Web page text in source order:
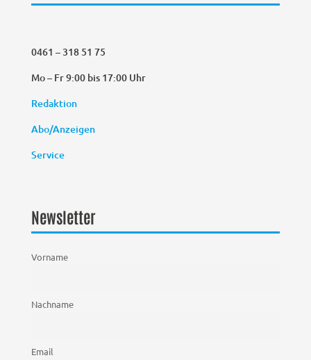
0461 – 318 51 75
Mo – Fr 9:00 bis 17:00 Uhr
Redaktion
Abo/Anzeigen
Service
Newsletter
Vorname
Nachname
Email